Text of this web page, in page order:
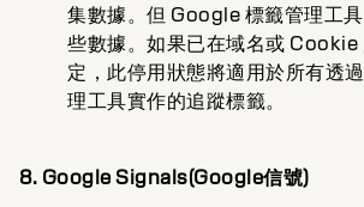
集數據。但 Google 標籤管理工
些數據。如果已在域名或 Cookie
定，此停用狀態將適用於所有透
理工具實作的追蹤標籤。
8. Google Signals(Google信號)